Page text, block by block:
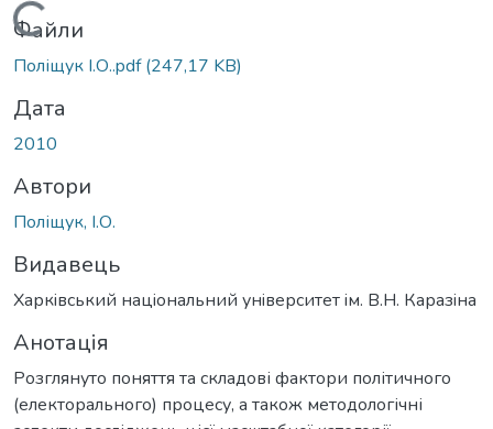
Вантажиться...
Файли
Поліщук І.О..pdf(247,17 KB)
Дата
2010
Автори
Поліщук, І.О.
Видавець
Харкiвський нацiональний унiверситет iм. В.Н. Каразiна
Анотація
Розглянуто поняття та складові фактори політичного
(електорального) процесу, а також методологічні